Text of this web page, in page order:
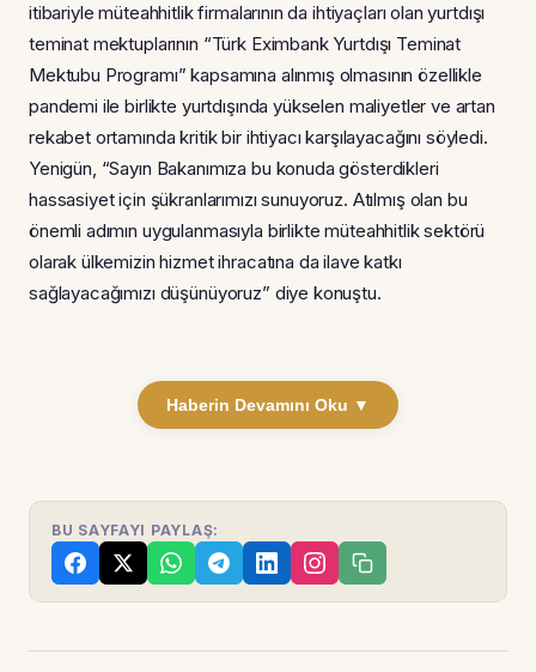
itibariyle müteahhitlik firmalarının da ihtiyaçları olan yurtdışı
teminat mektuplarının “Türk Eximbank Yurtdışı Teminat
Mektubu Programı” kapsamına alınmış olmasının özellikle
pandemi ile birlikte yurtdışında yükselen maliyetler ve artan
rekabet ortamında kritik bir ihtiyacı karşılayacağını söyledi.
Yenigün, “Sayın Bakanımıza bu konuda gösterdikleri
hassasiyet için şükranlarımızı sunuyoruz. Atılmış olan bu
önemli adımın uygulanmasıyla birlikte müteahhitlik sektörü
olarak ülkemizin hizmet ihracatına da ilave katkı
sağlayacağımızı düşünüyoruz” diye konuştu.
Haberin Devamını Oku ▼
BU SAYFAYI PAYLAŞ: